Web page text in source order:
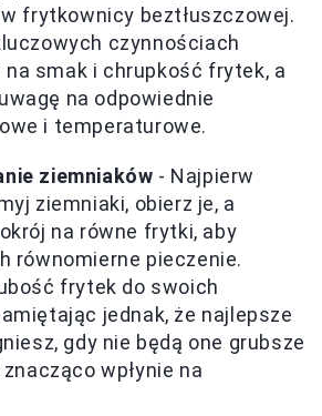
frytkownicy beztłuszczowej.
czynnościach
na smak i chrupkość frytek, a
na odpowiednie
i temperaturowe.
ziemniaków - Najpierw
ziemniaki, obierz je, a
na równe frytki, aby
równomierne pieczenie.
frytek do swoich
jednak, że najlepsze
gdy nie będą one grubsze
wpłynie na